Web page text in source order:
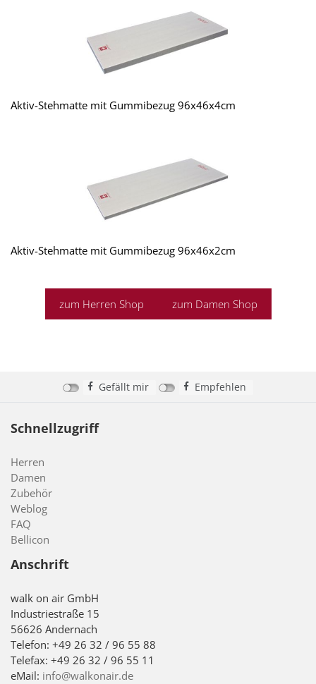
Aktiv-Stehmatte mit Gummibezug 96x46x4cm
Aktiv-Stehmatte mit Gummibezug 96x46x2cm
zum Herren Shop zum Damen Shop
Gefällt mir Empfehlen
Schnellzugriff
Herren
Damen
Zubehör
Weblog
FAQ
Bellicon
Anschrift
walk on air GmbH
Industriestraße 15
56626 Andernach
Telefon: +49 26 32 / 96 55 88
Telefax: +49 26 32 / 96 55 11
eMail: info@walkonair.de